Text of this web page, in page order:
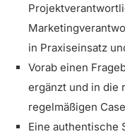
in Praxiseinsatz
Vorab einen
ergänzt und in die
regelmäßigen
Eine authentische